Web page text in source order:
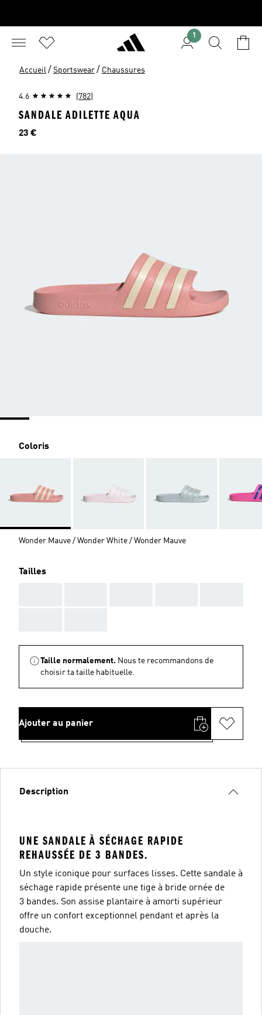
1
Accueil / Sportswear / Chaussures
4.6 (782)
SANDALE ADILETTE AQUA
Prix
23 €
Coloris
Wonder Mauve / Wonder White / Wonder Mauve
Tailles
Taille normalement. Nous te recommandons de
choisir ta taille habituelle.
Ajouter au panier
Description
UNE SANDALE À SÉCHAGE RAPIDE
REHAUSSÉE DE 3 BANDES.
Un style iconique pour surfaces lisses. Cette sandale à
séchage rapide présente une tige à bride ornée de
3 bandes. Son assise plantaire à amorti supérieur
offre un confort exceptionnel pendant et après la
douche.